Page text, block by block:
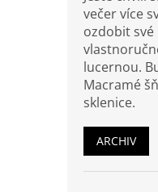
večer více
ozdobit
lucernou.
Macramé
sklenice.
ARCHIV